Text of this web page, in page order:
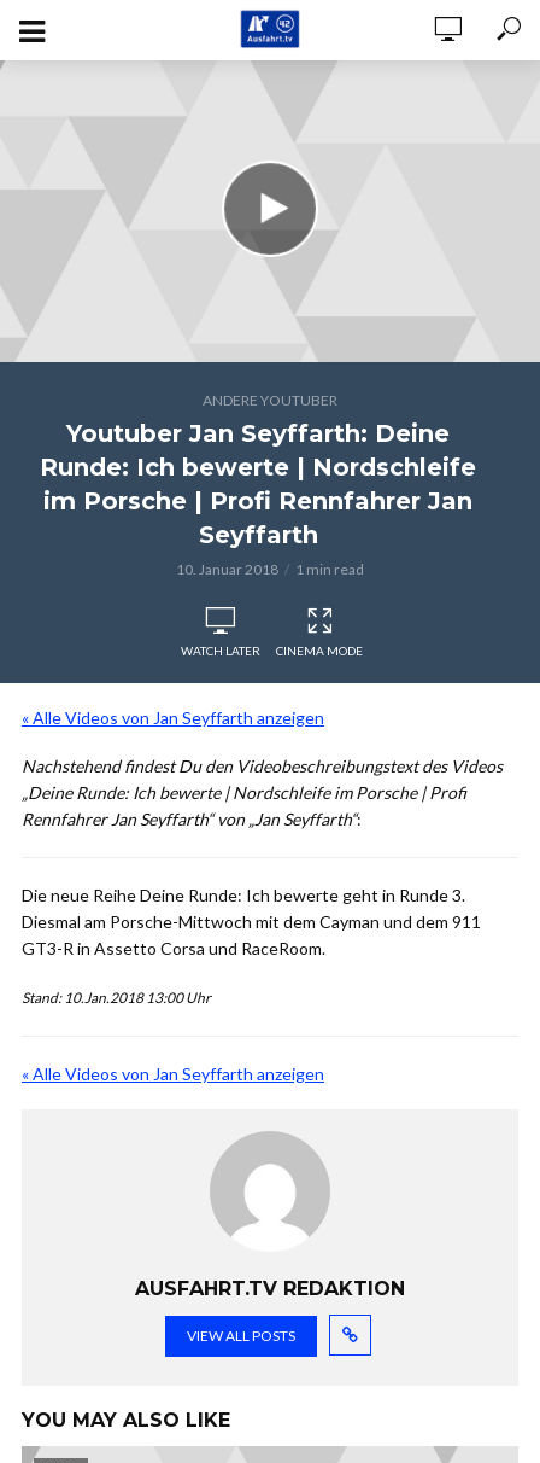
ANDERE YOUTUBER
Youtuber Jan Seyffarth: Deine
Runde: Ich bewerte | Nordschleife
im Porsche | Profi Rennfahrer Jan
Seyffarth
10. Januar 2018 1 min read
WATCH LATER CINEMA MODE
« Alle Videos von Jan Seyffarth anzeigen
Nachstehend findest Du den Videobeschreibungstext des Videos
„Deine Runde: Ich bewerte | Nordschleife im Porsche | Profi
Rennfahrer Jan Seyffarth“ von „Jan Seyffarth“:
Die neue Reihe Deine Runde: Ich bewerte geht in Runde 3.
Diesmal am Porsche-Mittwoch mit dem Cayman und dem 911
GT3-R in Assetto Corsa und RaceRoom.
Stand: 10.Jan.2018 13:00 Uhr
« Alle Videos von Jan Seyffarth anzeigen
AUSFAHRT.TV REDAKTION
VIEW ALL POSTS
YOU MAY ALSO LIKE